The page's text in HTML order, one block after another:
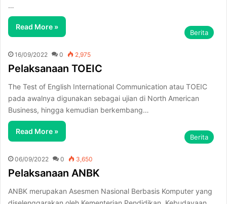
…
Read More »
Berita
16/09/2022 0 2,975
Pelaksanaan TOEIC
The Test of English International Communication atau TOEIC
pada awalnya digunakan sebagai ujian di North American
Business, hingga kemudian berkembang…
Read More »
Berita
06/09/2022 0 3,650
Pelaksanaan ANBK
ANBK merupakan Asesmen Nasional Berbasis Komputer yang